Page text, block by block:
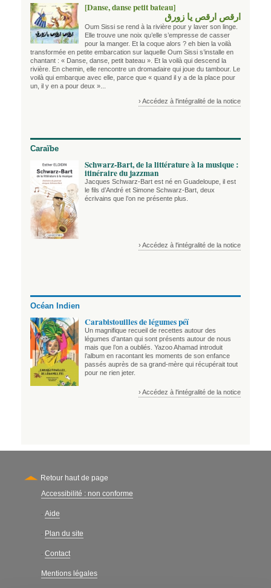
[Danse, danse petit bateau]
ارقص ارقص يا زورق
Oum Sissi se rend à la rivière pour y laver son linge.
Elle trouve une noix qu’elle s’empresse de casser
pour la manger. Et la coque alors ? eh bien la voilà
transformée en petite embarcation sur laquelle Oum Sissi s’installe en
chantant : « Danse, danse, petit bateau ». Et la voilà qui descend la
rivière. En chemin, elle rencontre un dromadaire qui joue du tambour. Le
voilà qui embarque avec elle, parce que « quand il y a de la place pour
un, il y en a pour deux »...
› Accédez à l'intégralité de la notice
Caraïbe
Schwarz-Bart, de la littérature à la musique :
itinéraire du jazzman
Jacques Schwarz-Bart est né en Guadeloupe, il est
le fils d’André et Simone Schwarz-Bart, deux
écrivains que l’on ne présente plus.
› Accédez à l'intégralité de la notice
Océan Indien
Carabistouilles de légumes péï
Un magnifique recueil de recettes autour des
légumes d’antan qui sont présents autour de nous
mais que l’on a oubliés. Yazoo Ahamad introduit
l’album en racontant les moments de son enfance
passés auprès de sa grand-mère qui récupérait tout
pour ne rien jeter.
› Accédez à l'intégralité de la notice
Retour haut de page
Secondary
Accessibilité : non conforme
- Aide
- Plan du site
- Contact
Mentions légales